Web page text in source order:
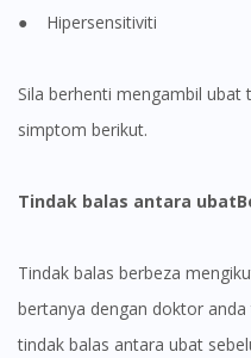
● Hipersensitiviti
Sila berhenti mengambil ubat tersebut jika anda mengalami
simptom berikut.
Tindak balas antara
Tindak balas berbeza mengikut individu. Anda digalakkan untuk
bertanya dengan doktor
tindak balas antara ubat